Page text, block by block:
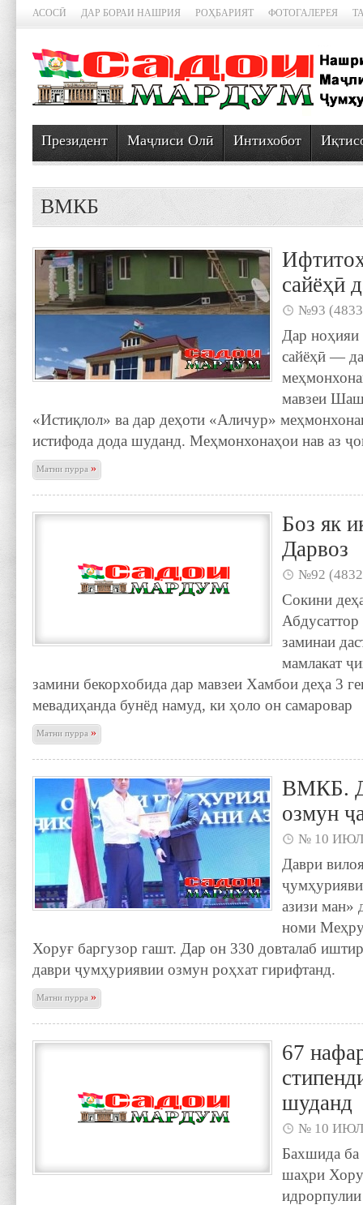
АСОСӢ ДАР БОРАИ НАШРИЯ РОҲБАРИЯТ ФОТОГАЛЕРЕЯ
Президент Маҷлиси Олӣ Интихобот
ВМКБ
сайёҳӣ
№93
Дар
сайёҳӣ —
мавзеи
«Истиқлол» ва дар деҳоти «Аличур»
истифода дода шуданд. Меҳмонхонаҳои нав аз
Матни пурра»
Боз як
Дарвоз
№92
Сокини
заминаи
мамлакат
замини бекорхобида дар мавзеи Хамбои деҳа 3
мевадиҳанда бунёд намуд, ки ҳоло он самаровар
Матни пурра»
ВМКБ.
озмун
№ 10
Даври
азизи ман»
номи
Хоруғ баргузор гашт. Дар он 330 довталаб
даври ҷумҳуриявии озмун роҳхат гирифтанд.
Матни пурра»
67
шуданд
№ 10
Бахшида ба
шаҳри